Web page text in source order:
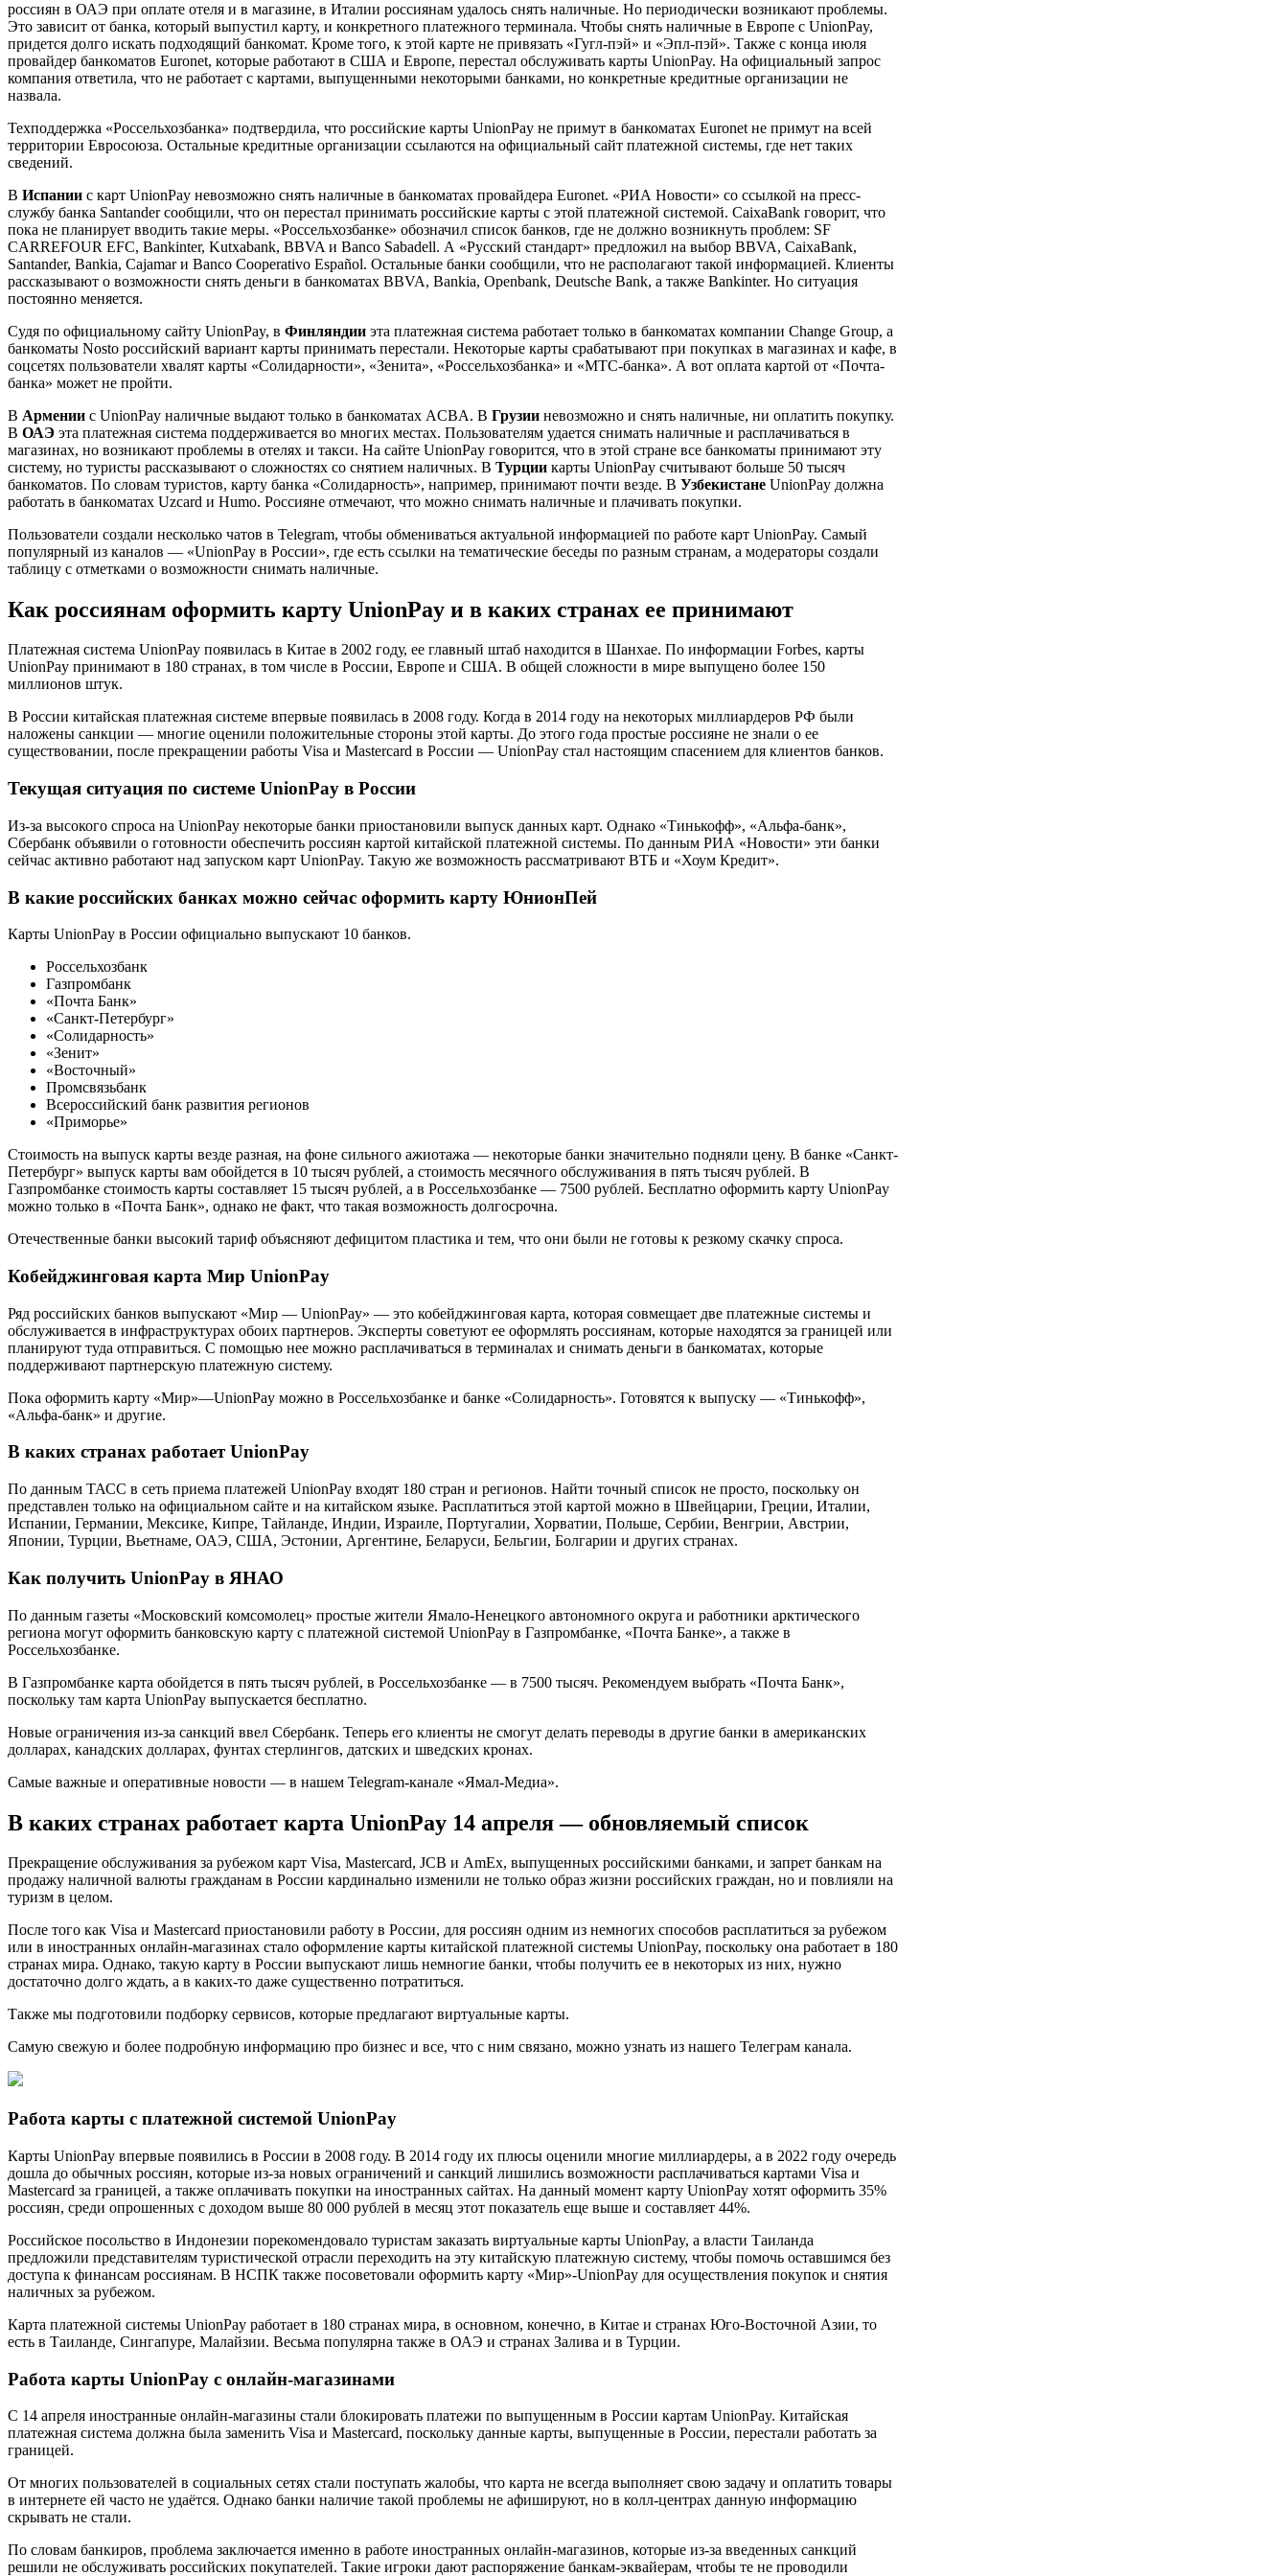
россиян в ОАЭ при оплате отеля и в магазине, в Италии россиянам удалось снять наличные. Но периодически возникают проблемы.
Это зависит от банка, который выпустил карту, и конкретного платежного терминала. Чтобы снять наличные в Европе с UnionPay,
придется долго искать подходящий банкомат. Кроме того, к этой карте не привязать «Гугл-пэй» и «Эпл-пэй». Также с конца июля
провайдер банкоматов Euronet, которые работают в США и Европе, перестал обслуживать карты UnionPay. На официальный запрос
компания ответила, что не работает с картами, выпущенными некоторыми банками, но конкретные кредитные организации не
назвала.
Техподдержка «Россельхозбанка» подтвердила, что российские карты UnionPay не примут в банкоматах Euronet не примут на всей
территории Евросоюза. Остальные кредитные организации ссылаются на официальный сайт платежной системы, где нет таких
сведений.
В Испании с карт UnionPay невозможно снять наличные в банкоматах провайдера Euronet. «РИА Новости» со ссылкой на пресс-
службу банка Santander сообщили, что он перестал принимать российские карты с этой платежной системой. CaixaBank говорит, что
пока не планирует вводить такие меры. «Россельхозбанке» обозначил список банков, где не должно возникнуть проблем: SF
CARREFOUR EFC, Bankinter, Kutxabank, BBVA и Banco Sabadell. А «Русский стандарт» предложил на выбор BBVA, CaixaBank,
Santander, Bankia, Cajamar и Banco Cooperativo Español. Остальные банки сообщили, что не располагают такой информацией. Клиенты
рассказывают о возможности снять деньги в банкоматах BBVA, Bankia, Openbank, Deutsche Bank, а также Bankinter. Но ситуация
постоянно меняется.
Судя по официальному сайту UnionPay, в Финляндии эта платежная система работает только в банкоматах компании Change Group, а
банкоматы Nоsto российский вариант карты принимать перестали. Некоторые карты срабатывают при покупках в магазинах и кафе, в
соцсетях пользователи хвалят карты «Солидарности», «Зенита», «Россельхозбанка» и «МТС-банка». А вот оплата картой от «Почта-
банка» может не пройти.
В Армении с UnionPay наличные выдают только в банкоматах ACBA. В Грузии невозможно и снять наличные, ни оплатить покупку.
В ОАЭ эта платежная система поддерживается во многих местах. Пользователям удается снимать наличные и расплачиваться в
магазинах, но возникают проблемы в отелях и такси. На сайте UnionPay говорится, что в этой стране все банкоматы принимают эту
систему, но туристы рассказывают о сложностях со снятием наличных. В Турции карты UnionPay считывают больше 50 тысяч
банкоматов. По словам туристов, карту банка «Солидарность», например, принимают почти везде. В Узбекистане UnionPay должна
работать в банкоматах Uzcard и Humo. Россияне отмечают, что можно снимать наличные и плачивать покупки.
Пользователи создали несколько чатов в Telegram, чтобы обмениваться актуальной информацией по работе карт UnionPay. Самый
популярный из каналов — «UnionPay в России», где есть ссылки на тематические беседы по разным странам, а модераторы создали
таблицу с отметками о возможности снимать наличные.
Как россиянам оформить карту UnionPay и в каких странах ее принимают
Платежная система UnionPay появилась в Китае в 2002 году, ее главный штаб находится в Шанхае. По информации Forbes, карты
UnionPay принимают в 180 странах, в том числе в России, Европе и США. В общей сложности в мире выпущено более 150
миллионов штук.
В России китайская платежная системе впервые появилась в 2008 году. Когда в 2014 году на некоторых миллиардеров РФ были
наложены санкции — многие оценили положительные стороны этой карты. До этого года простые россияне не знали о ее
существовании, после прекращении работы Visa и Mastercard в России — UnionPay стал настоящим спасением для клиентов банков.
Текущая ситуация по системе UnionPay в России
Из-за высокого спроса на UnionPay некоторые банки приостановили выпуск данных карт. Однако «Тинькофф», «Альфа-банк»,
Сбербанк объявили о готовности обеспечить россиян картой китайской платежной системы. По данным РИА «Новости» эти банки
сейчас активно работают над запуском карт UnionPay. Такую же возможность рассматривают ВТБ и «Хоум Кредит».
В какие российских банках можно сейчас оформить карту ЮнионПей
Карты UnionPay в России официально выпускают 10 банков.
Россельхозбанк
Газпромбанк
«Почта Банк»
«Санкт-Петербург»
«Солидарность»
«Зенит»
«Восточный»
Промсвязьбанк
Всероссийский банк развития регионов
«Приморье»
Стоимость на выпуск карты везде разная, на фоне сильного ажиотажа — некоторые банки значительно подняли цену. В банке «Санкт-
Петербург» выпуск карты вам обойдется в 10 тысяч рублей, а стоимость месячного обслуживания в пять тысяч рублей. В
Газпромбанке стоимость карты составляет 15 тысяч рублей, а в Россельхозбанке — 7500 рублей. Бесплатно оформить карту UnionPay
можно только в «Почта Банк», однако не факт, что такая возможность долгосрочна.
Отечественные банки высокий тариф объясняют дефицитом пластика и тем, что они были не готовы к резкому скачку спроса.
Кобейджинговая карта Мир UnionPay
Ряд российских банков выпускают «Мир — UnionPay» — это кобейджинговая карта, которая совмещает две платежные системы и
обслуживается в инфраструктурах обоих партнеров. Эксперты советуют ее оформлять россиянам, которые находятся за границей или
планируют туда отправиться. С помощью нее можно расплачиваться в терминалах и снимать деньги в банкоматах, которые
поддерживают партнерскую платежную систему.
Пока оформить карту «Мир»—UnionPay можно в Россельхозбанке и банке «Солидарность». Готовятся к выпуску — «Тинькофф»,
«Альфа-банк» и другие.
В каких странах работает UnionPay
По данным ТАСС в сеть приема платежей UnionPay входят 180 стран и регионов. Найти точный список не просто, поскольку он
представлен только на официальном сайте и на китайском языке. Расплатиться этой картой можно в Швейцарии, Греции, Италии,
Испании, Германии, Мексике, Кипре, Тайланде, Индии, Израиле, Португалии, Хорватии, Польше, Сербии, Венгрии, Австрии,
Японии, Турции, Вьетнаме, ОАЭ, США, Эстонии, Аргентине, Беларуси, Бельгии, Болгарии и других странах.
Как получить UnionPay в ЯНАО
По данным газеты «Московский комсомолец» простые жители Ямало-Ненецкого автономного округа и работники арктического
региона могут оформить банковскую карту с платежной системой UnionPay в Газпромбанке, «Почта Банке», а также в
Россельхозбанке.
В Газпромбанке карта обойдется в пять тысяч рублей, в Россельхозбанке — в 7500 тысяч. Рекомендуем выбрать «Почта Банк»,
поскольку там карта UnionPay выпускается бесплатно.
Новые ограничения из-за санкций ввел Сбербанк. Теперь его клиенты не смогут делать переводы в другие банки в американских
долларах, канадских долларах, фунтах стерлингов, датских и шведских кронах.
Самые важные и оперативные новости — в нашем Telegram-канале «Ямал-Медиа».
В каких странах работает карта UnionPay 14 апреля — обновляемый список
Прекращение обслуживания за рубежом карт Visa, Mastercard, JCB и AmEx, выпущенных российскими банками, и запрет банкам на
продажу наличной валюты гражданам в России кардинально изменили не только образ жизни российских граждан, но и повлияли на
туризм в целом.
После того как Visa и Mastercard приостановили работу в России, для россиян одним из немногих способов расплатиться за рубежом
или в иностранных онлайн-магазинах стало оформление карты китайской платежной системы UnionPay, поскольку она работает в 180
странах мира. Однако, такую карту в России выпускают лишь немногие банки, чтобы получить ее в некоторых из них, нужно
достаточно долго ждать, а в каких-то даже существенно потратиться.
Также мы подготовили подборку сервисов, которые предлагают виртуальные карты.
Самую свежую и более подробную информацию про бизнес и все, что с ним связано, можно узнать из нашего Телеграм канала.
Работа карты с платежной системой UnionPay
Карты UnionPay впервые появились в России в 2008 году. В 2014 году их плюсы оценили многие миллиардеры, а в 2022 году очередь
дошла до обычных россиян, которые из-за новых ограничений и санкций лишились возможности расплачиваться картами Visa и
Mastercard за границей, а также оплачивать покупки на иностранных сайтах. На данный момент карту UnionPay хотят оформить 35%
россиян, среди опрошенных с доходом выше 80 000 рублей в месяц этот показатель еще выше и составляет 44%.
Российское посольство в Индонезии порекомендовало туристам заказать виртуальные карты UnionPay, а власти Таиланда
предложили представителям туристической отрасли переходить на эту китайскую платежную систему, чтобы помочь оставшимся без
доступа к финансам россиянам. В НСПК также посоветовали оформить карту «Мир»-UnionPay для осуществления покупок и снятия
наличных за рубежом.
Карта платежной системы UnionPay работает в 180 странах мира, в основном, конечно, в Китае и странах Юго-Восточной Азии, то
есть в Таиланде, Сингапуре, Малайзии. Весьма популярна также в ОАЭ и странах Залива и в Турции.
Работа карты UnionPay с онлайн-магазинами
С 14 апреля иностранные онлайн-магазины стали блокировать платежи по выпущенным в России картам UnionPay. Китайская
платежная система должна была заменить Visa и Mastercard, поскольку данные карты, выпущенные в России, перестали работать за
границей.
От многих пользователей в социальных сетях стали поступать жалобы, что карта не всегда выполняет свою задачу и оплатить товары
в интернете ей часто не удаётся. Однако банки наличие такой проблемы не афишируют, но в колл-центрах данную информацию
скрывать не стали.
По словам банкиров, проблема заключается именно в работе иностранных онлайн-магазинов, которые из-за введенных санкций
решили не обслуживать российских покупателей. Такие игроки дают распоряжение банкам-эквайерам, чтобы те не проводили